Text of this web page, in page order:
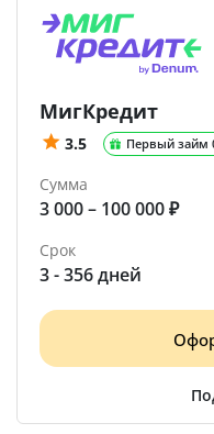
МигКредит
3.5 Первый займ
Сумма
3 000 – 100 000 ₽
Срок
3 - 356 дней